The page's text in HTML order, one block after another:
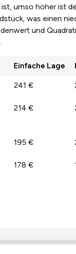
umso höher ist
was einen
und
Einfache Lage
241 €
214 €
195 €
178 €